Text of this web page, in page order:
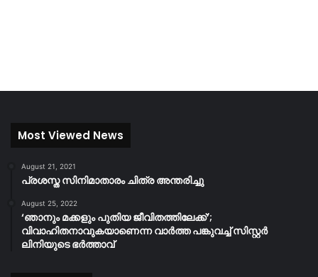
Most Viewed News
August 21, 2021
പ്രശസ്ത സിനിമാതാരം ചിത്ര അന്തരിച്ചു
August 25, 2022
‘ഞാനും മക്കളും പുതിയ ജീവിതത്തിലേക്ക്’;
വിവാഹിതനാവുകയാണെന്ന വാർത്ത പങ്കുവച്ച് സിസ്റ്റർ
ലിനിയുടെ ഭർത്താവ്